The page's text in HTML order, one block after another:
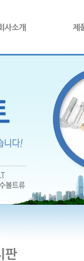
사소개 제
판